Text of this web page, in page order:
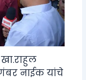
खा.राहुल
नाईक यांचे